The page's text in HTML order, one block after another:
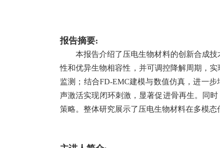
报告摘要:
本报告介绍了压电生物材料的创新合成
性和优异生物相容性，并可调控降解周期，
监测；结合FD-EMC建模与数值仿真，进一
声激活实现闭环刺激，显著促进骨再生。同
策略。整体研究展示了压电生物材料在多模